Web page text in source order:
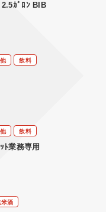
2.5ｶﾞﾛﾝ BIB
飲料
飲料
ﾄ業務専用
酒